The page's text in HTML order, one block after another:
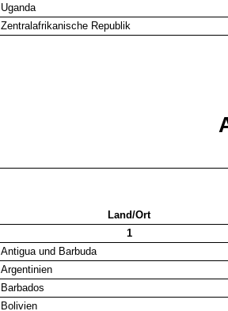
Uganda
Zentralafrikanische Republik
Land/Ort
1
Antigua und Barbuda
Argentinien
Barbados
Bolivien